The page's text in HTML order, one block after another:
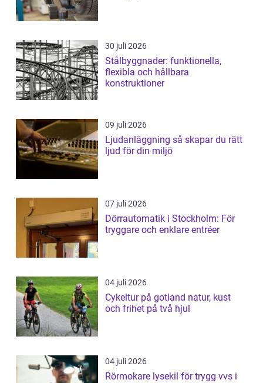
30 juli 2026
Stålbyggnader: funktionella,
flexibla och hållbara
konstruktioner
09 juli 2026
Ljudanläggning så skapar du rätt
ljud för din miljö
07 juli 2026
Dörrautomatik i Stockholm: För
tryggare och enklare entréer
04 juli 2026
Cykeltur på gotland natur, kust
och frihet på två hjul
04 juli 2026
Rörmokare lysekil för trygg vvs i